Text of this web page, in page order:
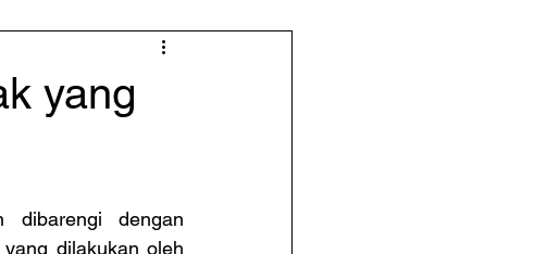
yang
dibarengi dengan
dilakukan oleh